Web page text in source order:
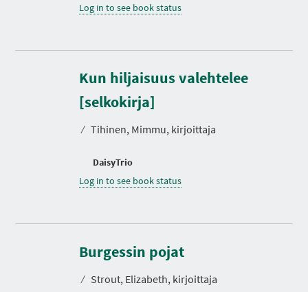
Log in to see book status
Kun hiljaisuus valehtelee
[selkokirja]
⁄ Tihinen, Mimmu, kirjoittaja
DaisyTrio
Log in to see book status
Burgessin pojat
⁄ Strout, Elizabeth, kirjoittaja
D
r
a
i